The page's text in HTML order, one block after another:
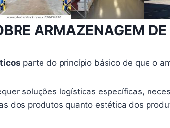
ARMAZENAGEM
parte do princípio básico de que o
soluções logísticas específicas,
dos produtos quanto estética dos